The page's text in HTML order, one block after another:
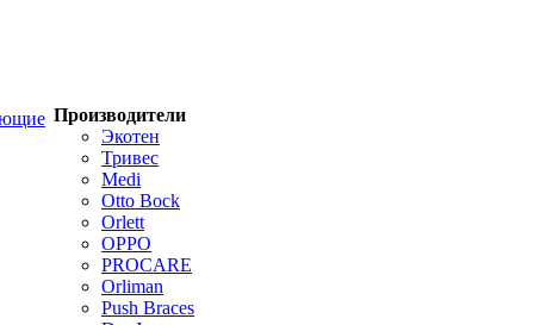
Производители
Экотен
Тривес
Medi
Otto Bock
Orlett
OPPO
PROCARE
Orliman
Push Braces